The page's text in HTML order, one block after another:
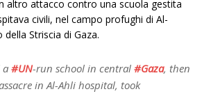
altro attacco contro una scuola gestita
civili, nel campo profughi di Al-
Striscia di Gaza.
#UN-run school in central #Gaza, then
in Al-Ahli hospital, took